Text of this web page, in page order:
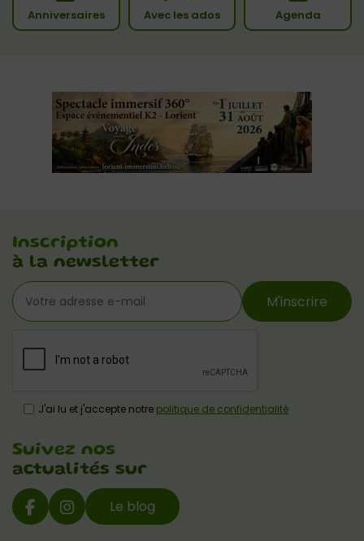
Anniversaires Avec les ados Agenda
Inscription
à la newsletter
M'inscrire
J'ai lu et j'accepte notre politique de confidentialité
Suivez nos
actualités sur
Le blog